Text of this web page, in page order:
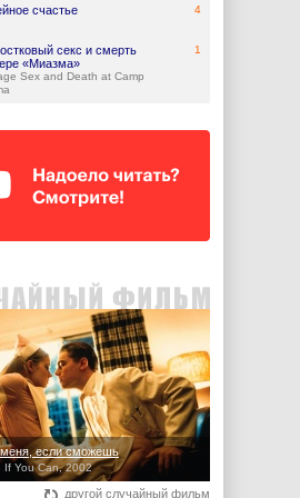
счастье 4
секс и смерть
«Миазма»
Sex and Death at Camp
1
если сможешь
If You Can, 2002
другой случайный фильм